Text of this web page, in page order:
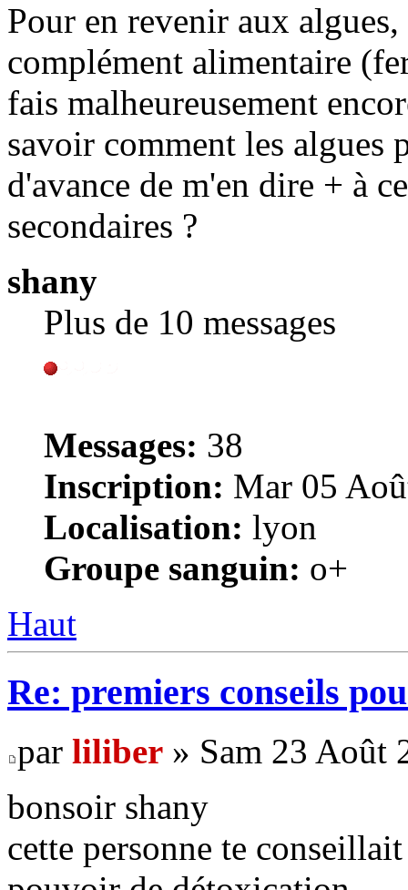
Pour en revenir aux
complément alimentaire
fais malheureusement
savoir comment les
d'avance de m'en dire + à
secondaires ?
shany
Plus de 10 messages
Messages: 38
Inscription: Mar 05
Localisation: lyon
Groupe sanguin: o+
Haut
Re: premiers conseils
par liliber » Sam 23 Août
bonsoir shany
cette personne te